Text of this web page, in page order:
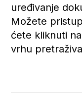
uređivanje
Možete
ćete kliknuti
vrhu